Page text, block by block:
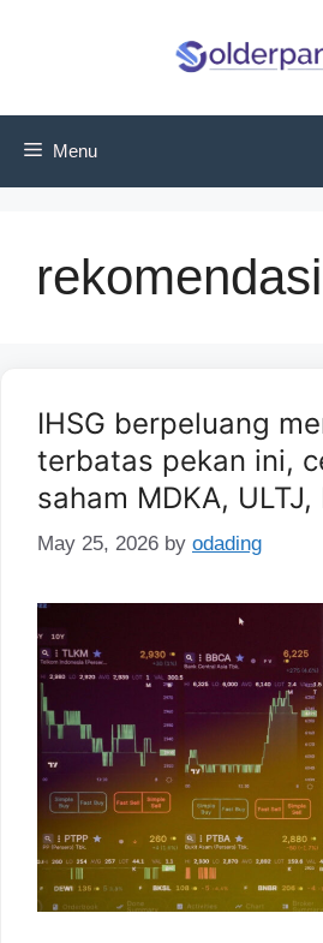
Menu
IHSG berpeluang
terbatas pekan ini,
saham MDKA, ULTJ,
May 25, 2026 by odading